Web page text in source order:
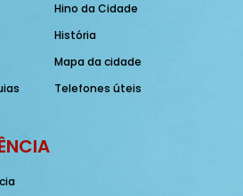
Hino da Cidade
História
Mapa da cidade
Telefones úteis